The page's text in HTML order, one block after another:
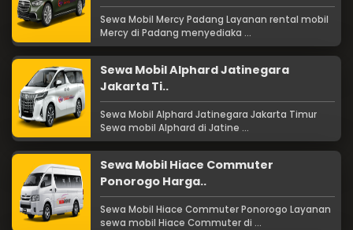
Sewa Mobil Mercy Padang Layanan rental mobil
Mercy di Padang menyediaka ...
Sewa Mobil Alphard Jatinegara
Jakarta Ti..
Sewa Mobil Alphard Jatinegara Jakarta Timur
Sewa mobil Alphard di Jatine ...
Sewa Mobil Hiace Commuter
Ponorogo Harga..
Sewa Mobil Hiace Commuter Ponorogo Layanan
sewa mobil Hiace Commuter di ...